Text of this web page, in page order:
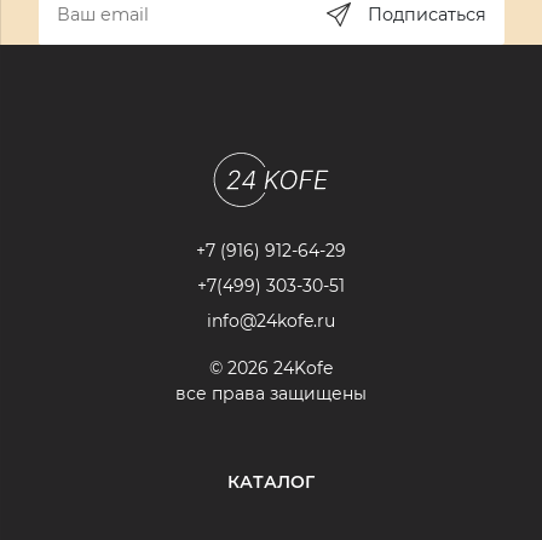
Подписаться
+7 (916) 912-64-29
+7(499) 303-30-51
info@24kofe.ru
© 2026 24Kofe
все права защищены
КАТАЛОГ